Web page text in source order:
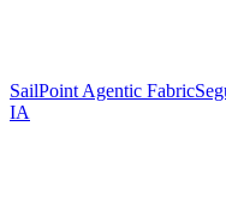
SailPoint Agentic Fabric
IA